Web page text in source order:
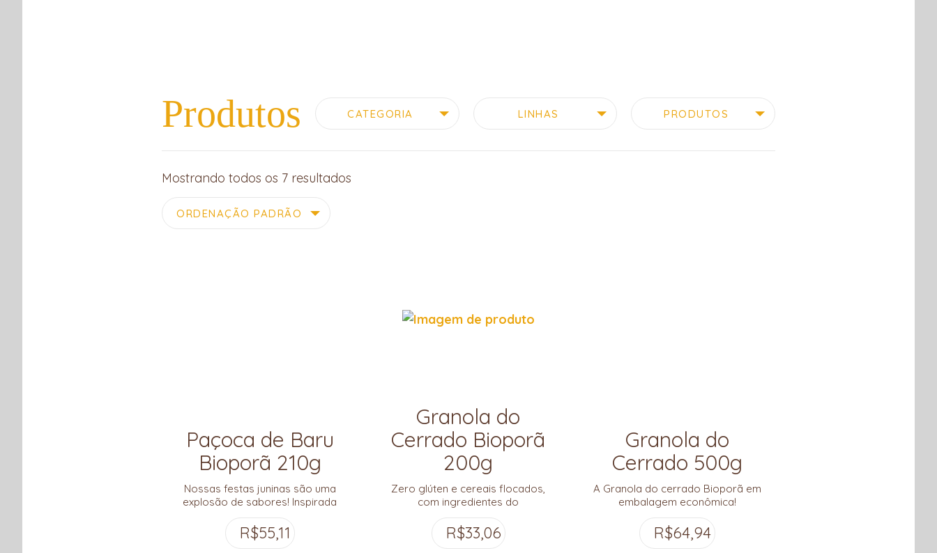
Produtos CATEGORIA LINHAS PRODUTOS
Mostrando todos os 7 resultados
ORDENAÇÃO PADRÃO
Paçoca de Baru
Bioporã 210g
Nossas festas juninas são uma
explosão de sabores! Inspirada
nos ingredientes e memórias
festivas de junho, a Bioporã
apresenta a Paçoca de Baru
R$55,11
Granola do
Cerrado Bioporã
200g
Zero glúten e cereais flocados,
com ingredientes do
agroextrativismo familiar da
Chapada dos Veadeiros!
R$33,06
Granola do
Cerrado 500g
A Granola do cerrado Bioporã em
embalagem econômica!
R$64,94